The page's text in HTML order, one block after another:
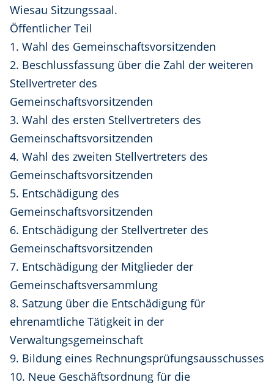
Wiesau Sitzungssaal.
Öffentlicher Teil
1. Wahl des Gemeinschaftsvorsitzenden
2. Beschlussfassung über die Zahl der weiteren
Stellvertreter des
Gemeinschaftsvorsitzenden
3. Wahl des ersten Stellvertreters des
Gemeinschaftsvorsitzenden
4. Wahl des zweiten Stellvertreters des
Gemeinschaftsvorsitzenden
5. Entschädigung des
Gemeinschaftsvorsitzenden
6. Entschädigung der Stellvertreter des
Gemeinschaftsvorsitzenden
7. Entschädigung der Mitglieder der
Gemeinschaftsversammlung
8. Satzung über die Entschädigung für
ehrenamtliche Tätigkeit in der
Verwaltungsgemeinschaft
9. Bildung eines Rechnungsprüfungsausschusses
10. Neue Geschäftsordnung für die